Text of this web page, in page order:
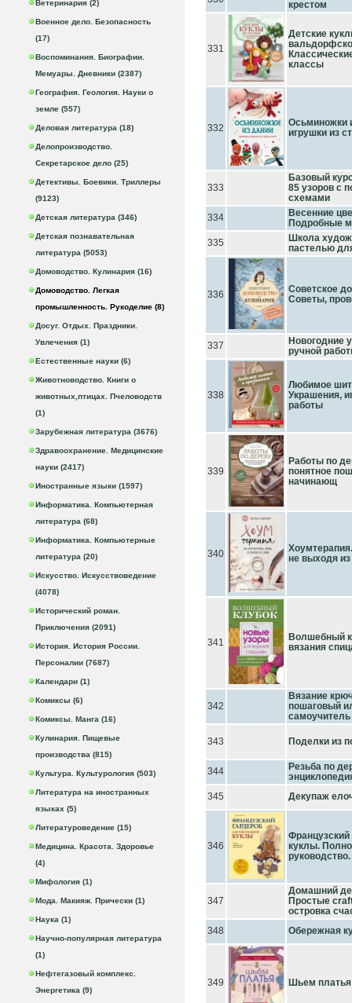
Ветеринария (2)
Военное дело. Безопасность
(17)
Воспоминания. Биографии.
Мемуары. Дневники (2387)
География. Геология. Науки о
земле (557)
Деловая литература (18)
Делопроизводство.
Секретарское дело (25)
Детективы. Боевики. Триллеры
(9123)
Детская литература (346)
Детская познавательная
литература (5053)
Домоводство. Кулинария (16)
Домоводство. Легкая
промышленность. Рукоделие (8)
Досуг. Отдых. Праздники.
Увлечения (1)
Естественные науки (6)
Животноводство. Книги о
животных,птицах. Пчеловодств
(1)
Зарубежная литература (3676)
Здравоохранение. Медицинские
науки (2417)
Иностранные языки (1597)
Информатика. Компьютерная
литература (68)
Информатика. Компьютерные
литература (20)
Искусство. Искусствоведение
(4078)
Исторический роман.
Приключения (2091)
История. История России.
Персоналии (7687)
Календари (1)
Комиксы (6)
Комиксы. Манга (16)
Кулинария. Пищевые
производства (815)
Культура. Культурология (503)
Литература на иностранных
языках (5)
Литературоведение (15)
Медицина. Красота. Здоровье
(4)
Мифология (1)
Мода. Макияж. Прически (1)
Наука (1)
Научно-популярная литература
(1)
Нефтегазовый комплекс.
Энергетика (9)
крестом
331
Детские
классы
332
Осьминожки
игрушки из
333
Базовый
85 узоров с
схемами
334
Весенние
Подробные
335
Школа
пастелью
336
Советское
Советы,
337
Новогодние
ручной
338
Любимое
Украшения,
работы
339
Работы по
понятное
начинающ
340
не выходя
341
Волшебный
вязания
342
Вязание
пошаговый
самоучитель
343 Поделки из
344
Резьба по
345
Декупаж
346
Французский
куклы.
347
Домашний
Простые
островка
348
Обережная
349 Шьем